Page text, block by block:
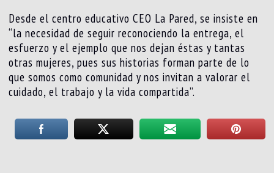
Desde el centro educativo CEO La Pared, se insiste en
“la necesidad de seguir reconociendo la entrega, el
esfuerzo y el ejemplo que nos dejan éstas y tantas
otras mujeres, pues sus historias forman parte de lo
que somos como comunidad y nos invitan a valorar el
cuidado, el trabajo y la vida compartida”.